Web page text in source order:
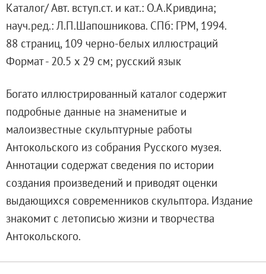
Памяти Киры Владимировны
Постоянные экспозиции
Постоянная экспозиция «Наш
Русское искусство первой половины
Древнерусское искусство ХII—XVII
Русское искусство XVIII века
Русское искусство второй половины
Русское народное искусство XVII-XXI
Будущие выставки
Выездные выставки
Садко
Михаил Нестеров
Архив выставок
Эпоха Императора Александра III и её
Каталог/ Авт. вступ.ст. и кат.: О.А.Кривдина;
науч.ред.: Л.П.Шапошникова. СПб: ГРМ, 1994.
88 страниц, 109 черно-белых иллюстраций
Формат - 20.5 х 29 см; русский язык
Богато иллюстрированный каталог содержит
подробные данные на знаменитые и
малоизвестные скульптурные работы
Антокольского из собрания Русского музея.
Аннотации содержат сведения по истории
создания произведений и приводят оценки
выдающихся современников скульптора. Издание
знакомит с летописью жизни и творчества
Антокольского.